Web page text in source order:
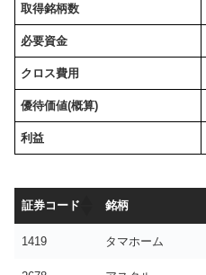
取得銘柄数
必要資金
クロス費用
優待価値(概算)
利益
証券コード 銘柄
証券コード 銘柄
1419 タマホーム